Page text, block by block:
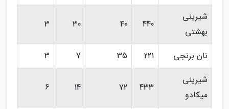
شیرینی
بهشتی
440
40
30
3
نان برنجی 221
35
7
3
شیرینی
میکادو
433
72
14
6